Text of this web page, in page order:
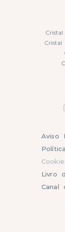
Aviso
Livro
Canal